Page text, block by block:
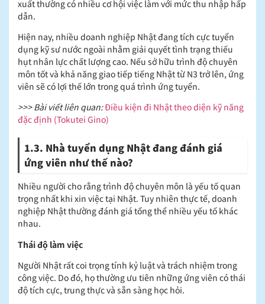
xuất thường có nhiều cơ hội việc làm với mức thu nhập hấp
dẫn.
Hiện nay, nhiều doanh nghiệp Nhật đang tích cực tuyển
dụng kỹ sư nước ngoài nhằm giải quyết tình trạng thiếu
hụt nhân lực chất lượng cao. Nếu sở hữu trình độ chuyên
môn tốt và khả năng giao tiếp tiếng Nhật từ N3 trở lên, ứng
viên sẽ có lợi thế lớn trong quá trình ứng tuyển.
>>> Bài viết liên quan:Điều kiện đi Nhật theo diện kỹ năng
đặc định (Tokutei Gino)
1.3. Nhà tuyển dụng Nhật đang đánh giá
ứng viên như thế nào?
Nhiều người cho rằng trình độ chuyên môn là yếu tố quan
trọng nhất khi xin việc tại Nhật. Tuy nhiên thực tế, doanh
nghiệp Nhật thường đánh giá tổng thể nhiều yếu tố khác
nhau.
Thái độ làm việc
Người Nhật rất coi trọng tính kỷ luật và trách nhiệm trong
công việc. Do đó, họ thường ưu tiên những ứng viên có thái
độ tích cực, trung thực và sẵn sàng học hỏi.